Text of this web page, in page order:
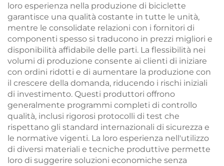
loro esperienza nella produzione di biciclette
garantisce una qualità costante in tutte le unità,
mentre le consolidate relazioni con i fornitori di
componenti spesso si traducono in prezzi migliori e
disponibilità affidabile delle parti. La flessibilità nei
volumi di produzione consente ai clienti di iniziare
con ordini ridotti e di aumentare la produzione con
il crescere della domanda, riducendo i rischi iniziali
di investimento. Questi produttori offrono
generalmente programmi completi di controllo
qualità, inclusi rigorosi protocolli di test che
rispettano gli standard internazionali di sicurezza e
le normative vigenti. La loro esperienza nell'utilizzo
di diversi materiali e tecniche produttive permette
loro di suggerire soluzioni economiche senza